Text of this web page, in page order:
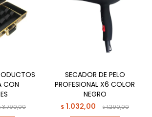
CON
3.790,00
SECADOR DE PELO
PROFESIONAL X6 COLOR
NEGRO
$ 1.032,00 $1.290,00